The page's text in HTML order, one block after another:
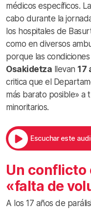
médicos específicos.
cabo durante la
los hospitales de
como en diversos
porque las
Osakidetza llevan 17
critica que el
más barato posible» a
minoritarios.
Escuchar este
Un conflicto
«falta de
A los 17 años de